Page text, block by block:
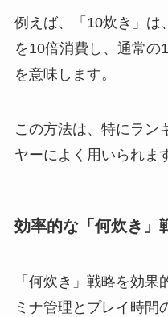
例えば、「10炊き」は
を10倍消費し、通常の
を意味します。
この方法は、特にラン
ヤーによく用いられま
効率的な「何炊き」
「何炊き」戦略を効
ミナ管理とプレイ時間